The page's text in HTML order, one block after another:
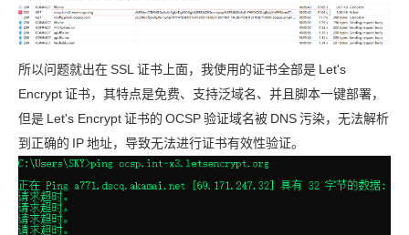
所以问题就出在SSL证书上面，我使用的证书全部是 Let's
Encrypt证书，其特点是免费、支持泛域名、并且脚本一键部署，
但是 Let's Encrypt证书的 OCSP验证域名被 DNS污染，无法解析
到正确的 IP地址，导致无法进行证书有效性验证。